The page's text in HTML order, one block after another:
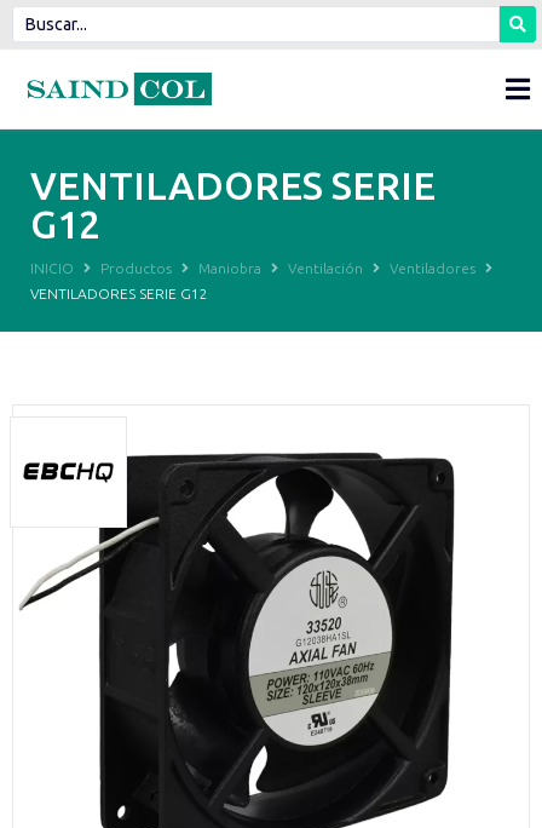
VENTILADORES SERIE
G12
INICIO Productos Maniobra Ventilación
Ventiladores
VENTILADORES SERIE G12